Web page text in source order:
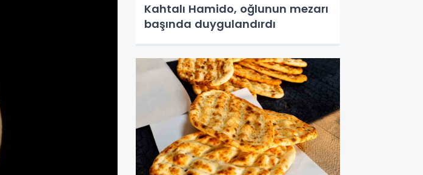
Kahtalı Hamido, oğlunun mezarı
başında duygulandırdı